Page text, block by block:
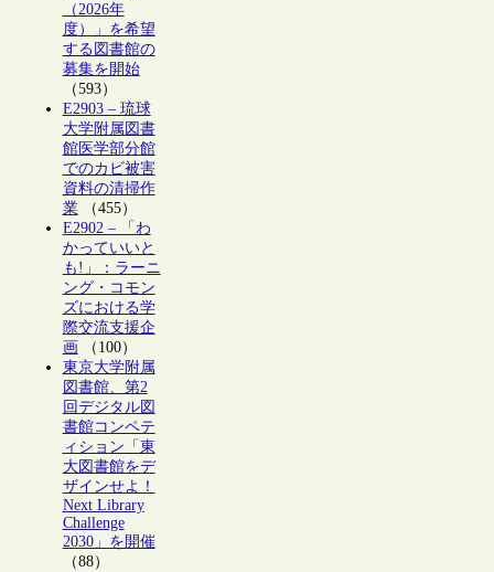
（2026年
度）」を希望
する図書館の
募集を開始
（593）
E2903 – 琉球
大学附属図書
館医学部分館
でのカビ被害
資料の清掃作
業（455）
E2902 – 「わ
かっていいと
も!」：ラーニ
ング・コモン
ズにおける学
際交流支援企
画 （100）
東京大学附属
図書館、第2
回デジタル図
書館コンペテ
ィション「東
大図書館をデ
ザインせよ！
Next Library
Challenge
2030」を開催
（88）